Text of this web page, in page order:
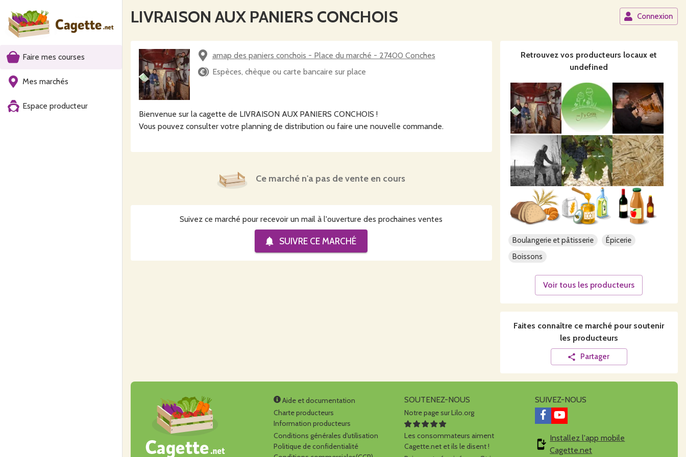
Faire mes courses
Mes marchés
Espace producteur
LIVRAISON AUX PANIERS CONCHOIS Connexion
amap des paniers conchois - Place du marché - 27400 Conches
Espèces, chèque ou carte bancaire sur place
Bienvenue sur la cagette de LIVRAISON AUX PANIERS CONCHOIS !
Vous pouvez consulter votre planning de distribution ou faire une nouvelle commande.
Ce marché n'a pas de vente en cours
Suivez ce marché pour recevoir un mail à l'ouverture des prochaines ventes
SUIVRE CE MARCHÉ
Retrouvez vos producteurs locaux et
undefined
Boulangerie et pâtisserie
Épicerie
Boissons
Voir tous les producteurs
Faites connaître ce marché pour soutenir
les producteurs
Partager
Aide et documentation
Charte producteurs
Information producteurs
Conditions générales d'utilisation
Politique de confidentialité
SOUTENEZ-NOUS
Notre page sur Lilo.org
Les consommateurs aiment
Cagette.net et ils le disent !
SUIVEZ-NOUS
Installez l'app mobile
Cagette.net